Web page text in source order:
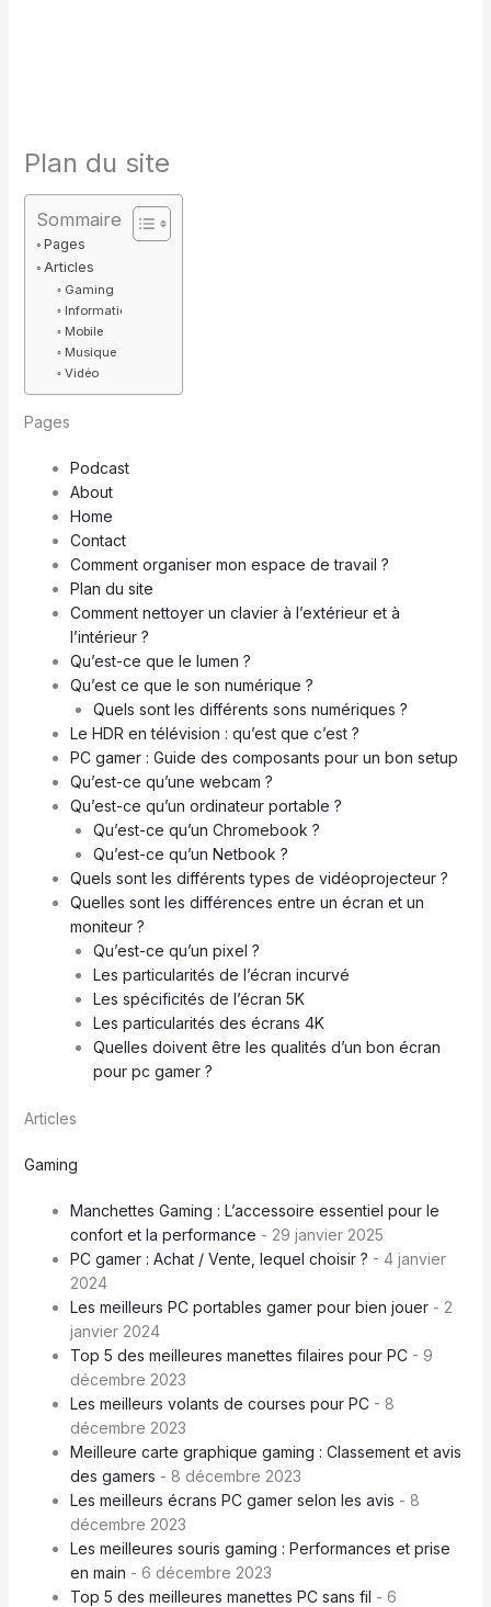
Plan du site
Sommaire
Pages
Articles
Gaming
Informatique
Mobile
Musique
Vidéo
Pages
Podcast
About
Home
Contact
Comment organiser mon espace de travail ?
Plan du site
Comment nettoyer un clavier à l’extérieur et à
l’intérieur ?
Qu’est-ce que le lumen ?
Qu’est ce que le son numérique ?
Quels sont les différents sons numériques ?
Le HDR en télévision : qu’est que c’est ?
PC gamer : Guide des composants pour un bon setup
Qu’est-ce qu’une webcam ?
Qu’est-ce qu’un ordinateur portable ?
Qu’est-ce qu’un Chromebook ?
Qu’est-ce qu’un Netbook ?
Quels sont les différents types de vidéoprojecteur ?
Quelles sont les différences entre un écran et un
moniteur ?
Qu’est-ce qu’un pixel ?
Les particularités de l’écran incurvé
Les spécificités de l’écran 5K
Les particularités des écrans 4K
Quelles doivent être les qualités d’un bon écran
pour pc gamer ?
Articles
Gaming
Manchettes Gaming : L’accessoire essentiel pour le
confort et la performance - 29 janvier 2025
PC gamer : Achat / Vente, lequel choisir ? - 4 janvier
2024
Les meilleurs PC portables gamer pour bien jouer- 2
janvier 2024
Top 5 des meilleures manettes filaires pour PC- 9
décembre 2023
Les meilleurs volants de courses pour PC- 8
décembre 2023
Meilleure carte graphique gaming : Classement et avis
des gamers - 8 décembre 2023
Les meilleurs écrans PC gamer selon les avis - 8
décembre 2023
Les meilleures souris gaming : Performances et prise
en main - 6 décembre 2023
Top 5 des meilleures manettes PC sans fil - 6